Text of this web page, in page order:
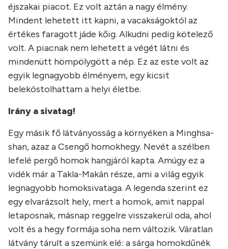
éjszakai piacot. Ez volt aztán a nagy élmény.
Mindent lehetett itt kapni, a vacakságoktól az
értékes faragott jáde kőig. Alkudni pedig kötelező
volt. A piacnak nem lehetett a végét látni és
mindenütt hömpölygött a nép. Ez az este volt az
egyik legnagyobb élményem, egy kicsit
belekóstolhattam a helyi életbe.
Irány a sivatag!
Egy másik fő látványosság a környéken a Minghsa-
shan, azaz a Csengő homokhegy. Nevét a szélben
lefelé pergő homok hangjáról kapta. Amúgy ez a
vidék már a Takla-Makán része, ami a világ egyik
legnagyobb homoksivataga. A legenda szerint ez
egy elvarázsolt hely, mert a homok, amit nappal
letaposnak, másnap reggelre visszakerül oda, ahol
volt és a hegy formája soha nem változik. Váratlan
látvány tárult a szemünk elé: a sárga homokdűnék